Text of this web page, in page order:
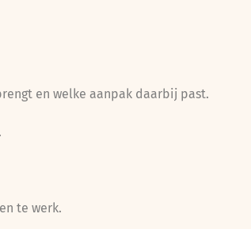
en welke aanpak daarbij past.
te werk.